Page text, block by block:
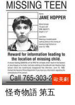
歐美劇
怪奇物語 第五